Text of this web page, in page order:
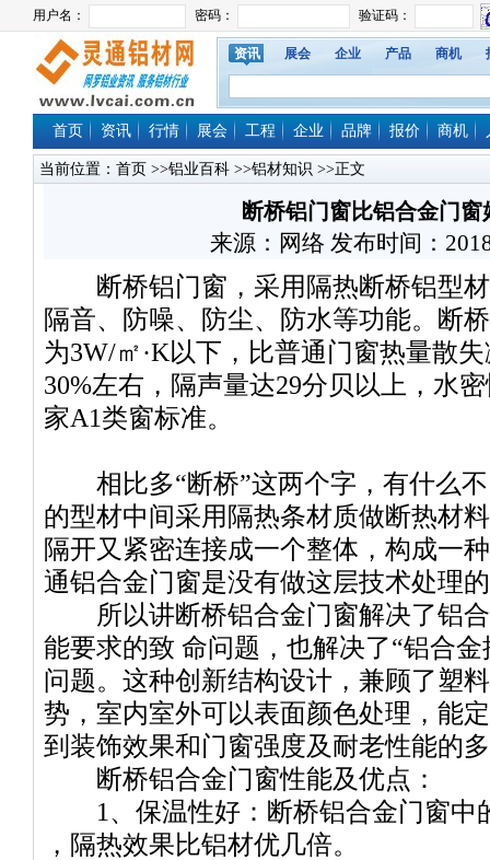
资讯 展会 企业 产品 商机
首页 资讯 行情 展会 工程 企业 品牌 报价 商机
当前位置： 首页 >>铝业百科 >>铝材知识 >>正文
断桥铝门窗比铝合金门窗
来源：网络 发布时间：
断桥铝门窗，采用隔热断桥铝型材
隔音、防噪、防尘、防水等功能。断
为3W/㎡·K以下，比普通门窗热量散
30%左右，隔声量达29分贝以上，水
家A1类窗标准。
相比多“断桥”这两个字，有什么不
的型材中间采用隔热条材质做断热材
隔开又紧密连接成一个整体，构成一
通铝合金门窗是没有做这层技术处理
所以讲断桥铝合金门窗解决了铝合
能要求的致 命问题，也解决了“铝合
问题。这种创新结构设计，兼顾了塑
势，室内室外可以表面颜色处理，能
到装饰效果和门窗强度及耐老性能的
断桥铝合金门窗性能及优点：
1、保温性好：断桥铝合金门窗中
，隔热效果比铝材优几倍。